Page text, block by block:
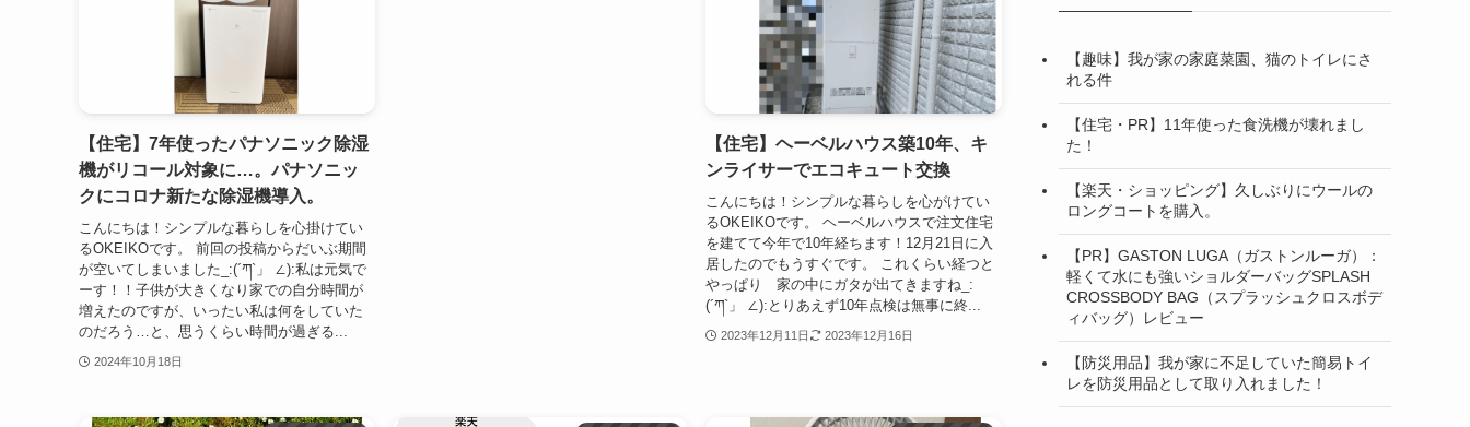
【住宅】7年使ったパナソニック除湿
機がリコール対象に…。パナソニッ
クにコロナ新たな除湿機導入。
こんにちは！シンプルな暮らしを心掛けてい
るOKEIKOです。 前回の投稿からだいぶ期間
が空いてしまいました_:(´ཀ`」 ∠):私は元気で
ーす！！子供が大きくなり家での自分時間が
増えたのですが、いったい私は何をしていた
のだろう…と、思うくらい時間が過ぎる...
2024年10月18日
【住宅】ヘーベルハウス築10年、キ
ンライサーでエコキュート交換
こんにちは！シンプルな暮らしを心がけてい
るOKEIKOです。 ヘーベルハウスで注文住宅
を建てて今年で10年経ちます！12月21日に入
居したのでもうすぐです。 これくらい経つと
やっぱり 家の中にガタが出てきますね_:
(´ཀ`」 ∠):とりあえず10年点検は無事に終...
2023年12月11日 2023年12月16日
【趣味】我が家の家庭菜園、猫のトイレにさ
れる件
【住宅・PR】11年使った食洗機が壊れまし
た！
【楽天・ショッピング】久しぶりにウールの
ロングコートを購入。
【PR】GASTON LUGA（ガストンルーガ）：
軽くて水にも強いショルダーバッグSPLASH
CROSSBODY BAG（スプラッシュクロスボデ
ィバッグ）レビュー
【防災用品】我が家に不足していた簡易トイ
レを防災用品として取り入れました！